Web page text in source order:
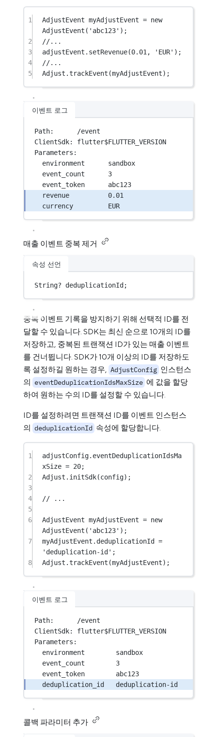
1 AdjustEvent myAdjustEvent = new
AdjustEvent ( 'abc123' );
2
//...
3
adjustEvent. setRevenue(0.01, 'EUR' );
4
//...
5
Adjust .trackEvent (myAdjustEvent);
이벤트 로그
Path:      /event
ClientSdk: flutter$FLUTTER_VERSION
Parameters:
environment      sandbox
event_count      3
event_token      abc123
revenue          0.01
currency         EUR
매출 이벤트 중복 제거
속성 선언
String? deduplicationId;
중복 이벤트 기록을 방지하기 위해 선택적 ID를 전
달할 수 있습니다. SDK는 최신 순으로 10개의 ID를
저장하고, 중복된 트랜잭션 ID가 있는 매출 이벤트
를 건너뜁니다. SDK가 10개 이상의 ID를 저장하도
록 설정하길 원하는 경우, AdjustConfig 인스턴스
의 eventDeduplicationIdsMaxSize 에 값을 할당
하여 원하는 수의 ID를 설정할 수 있습니다.
ID를 설정하려면 트랜잭션 ID를 이벤트 인스턴스
의 deduplicationId 속성에 할당합니다.
1
adjustConfig.eventDeduplicationIdsMa
xSize = 20;
2
Adjust . initSdk(config);
3
4
// ...
5
6
AdjustEvent myAdjustEvent = new
AdjustEvent ( 'abc123' );
7
myAdjustEvent.deduplicationId =
'deduplication-id' ;
8
Adjust .trackEvent (myAdjustEvent);
이벤트 로그
Path:      /event
ClientSdk: flutter$FLUTTER_VERSION
Parameters:
environment        sandbox
event_count        3
event_token        abc123
deduplication_id   deduplication-id
콜백 파라미터 추가